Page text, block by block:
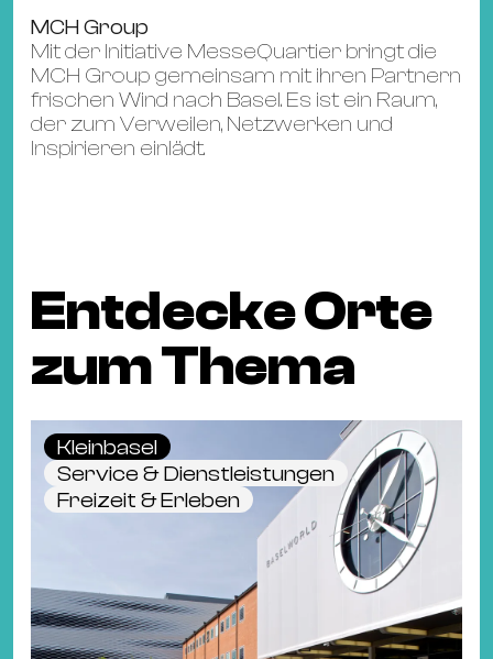
MCH Group
Mit der Initiative MesseQuartier bringt die
MCH Group gemeinsam mit ihren Partnern
frischen Wind nach Basel. Es ist ein Raum,
der zum Verweilen, Netzwerken und
Inspirieren einlädt.
Entdecke Orte
zum Thema
Kleinbasel
Service & Dienstleistungen
Freizeit & Erleben